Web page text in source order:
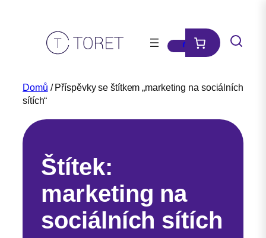
Domů / Příspěvky se štítkem „marketing na sociálních
sítích“
Štítek:
marketing na
sociálních sítích